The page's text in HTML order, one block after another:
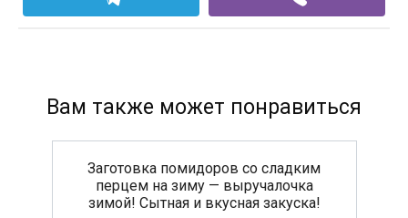
Вам также может понравиться
Заготовка помидоров со сладким
перцем на зиму — выручалочка
зимой! Сытная и вкусная закуска!